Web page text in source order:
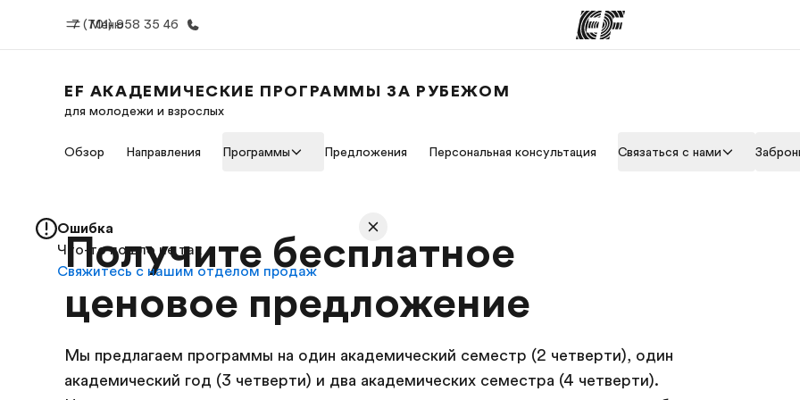
Меню
7 (701) 958 35 46
Добро пожаловать в EF
Все курсы и программы
Найти ближайший офис
EF АКАДЕМИЧЕСКИЕ ПРОГРАММЫ ЗА РУБЕЖОМ
для молодежи и взрослых
Обзор Направления Программы Предложения Персональная консультация Связаться с нами
Получите бесплатное
ценовое предложение
Мы предлагаем программы на один академический семестр (2 четверти), один
академический год (3 четверти) и два академических семестра (4 четверти).
Ошибка
Что-то пошло не так
Свяжитесь с нашим отделом продаж